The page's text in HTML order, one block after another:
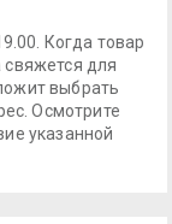
Когда товар
свяжется для
выбрать
Осмотрите
указанной